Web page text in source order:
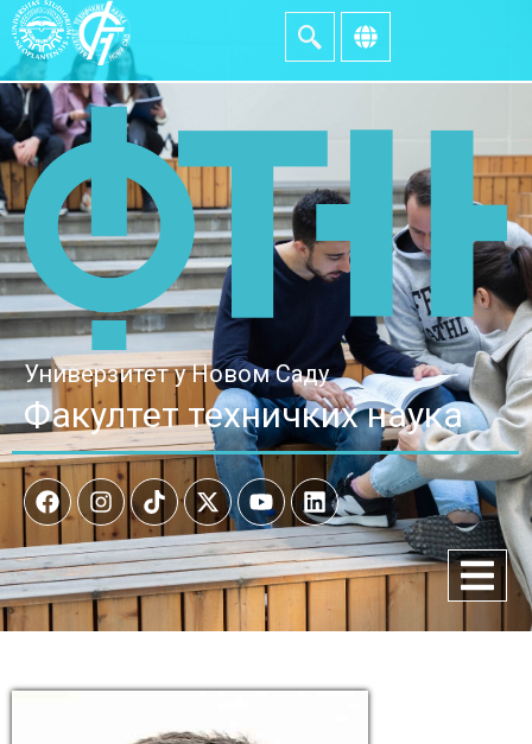
Универзитет у Новом Саду
Факултет техничких наука